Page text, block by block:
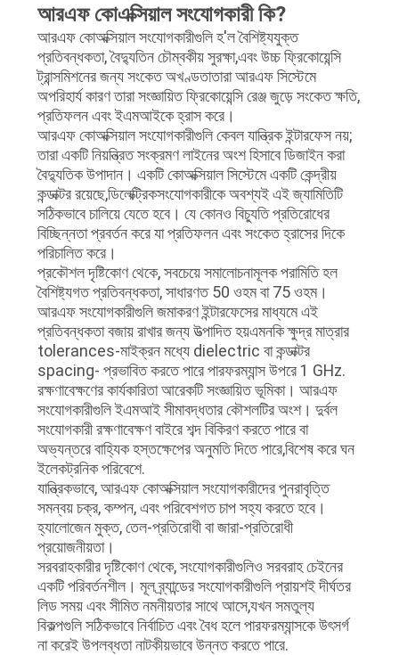
আরএফ কোএক্সিয়াল সংযোগকারী কি?
আরএফ কোঅক্সিয়াল সংযোগকারীগুলি হ'ল বৈশিষ্ট্যযুক্ত
প্রতিবন্ধকতা, বৈদ্যুতিন চৌম্বকীয় সুরক্ষা,এবং উচ্চ ফ্রিকোয়েন্সি
ট্রান্সমিশনের জন্য সংকেত অখণ্ডতাতারা আরএফ সিস্টেমে
অপরিহার্য কারণ তারা সংজ্ঞায়িত ফ্রিকোয়েন্সি রেঞ্জ জুড়ে সংকেত ক্ষতি,
প্রতিফলন এবং ইএমআইকে হ্রাস করে।
আরএফ কোঅক্সিয়াল সংযোগকারীগুলি কেবল যান্ত্রিক ইন্টারফেস নয়;
তারা একটি নিয়ন্ত্রিত সংক্রমণ লাইনের অংশ হিসাবে ডিজাইন করা
বৈদ্যুতিক উপাদান। একটি কোঅক্সিয়াল সিস্টেমে একটি কেন্দ্রীয়
কন্ডাক্টর রয়েছে,ডিলেক্ট্রিকসংযোগকারীকে অবশ্যই এই জ্যামিতিটি
সঠিকভাবে চালিয়ে যেতে হবে। যে কোনও বিচ্যুতি প্রতিরোধের
বিচ্ছিন্নতা প্রবর্তন করে যা প্রতিফলন এবং সংকেত হ্রাসের দিকে
পরিচালিত করে।
প্রকৌশল দৃষ্টিকোণ থেকে, সবচেয়ে সমালোচনামূলক পরামিতি হল
বৈশিষ্ট্যগত প্রতিবন্ধকতা, সাধারণত 50 ওহম বা 75 ওহম।
আরএফ সংযোগকারীগুলি জমাকরণ ইন্টারফেসের মাধ্যমে এই
প্রতিবন্ধকতা বজায় রাখার জন্য উত্পাদিত হয়এমনকি ক্ষুদ্র মাত্রার
tolerances-মাইক্রন মধ্যে dielectric বা কন্ডাক্টর
spacing- প্রভাবিত করতে পারে পারফরম্যান্স উপরে 1 GHz.
রক্ষণাবেক্ষণের কার্যকারিতা আরেকটি সংজ্ঞায়িত ভূমিকা। আরএফ
সংযোগকারীগুলি ইএমআই সীমাবদ্ধতার কৌশলটির অংশ। দুর্বল
সংযোগকারী রক্ষণাবেক্ষণ বাইরে শব্দ বিকিরণ করতে পারে বা
অভ্যন্তরে বাহ্যিক হস্তক্ষেপের অনুমতি দিতে পারে,বিশেষ করে ঘন
ইলেকট্রনিক পরিবেশে.
যান্ত্রিকভাবে, আরএফ কোঅক্সিয়াল সংযোগকারীদের পুনরাবৃত্তি
সমন্বয় চক্র, কম্পন, এবং পরিবেশগত চাপ সহ্য করতে হবে।
হ্যালোজেন মুক্ত, তেল-প্রতিরোধী বা জারা-প্রতিরোধী
প্রয়োজনীয়তা।
সরবরাহকারীর দৃষ্টিকোণ থেকে, সংযোগকারীগুলিও সরবরাহ চেইনের
একটি পরিবর্তনশীল। মূল ব্র্যান্ডের সংযোগকারীগুলি প্রায়শই দীর্ঘতর
লিড সময় এবং সীমিত নমনীয়তার সাথে আসে,যখন সমতুল্য
বিকল্পগুলি সঠিকভাবে নির্বাচিত এবং বৈধ হলে পারফরম্যান্সকে উৎসর্গ
না করেই উপলব্ধতা নাটকীয়ভাবে উন্নত করতে পারে.